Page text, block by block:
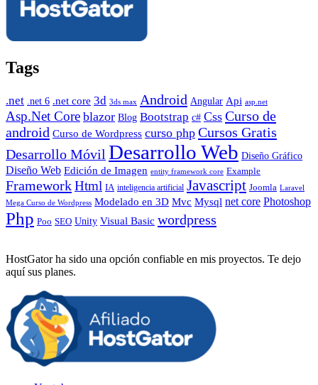
Tags
.net .net 6 .net core 3d 3ds max Android Angular Api asp.net
Asp.Net Core blazor Blog Bootstrap c# Css Curso de
android Curso de Wordpress curso php Cursos Gratis
Desarrollo Móvil Desarrollo Web Diseño Gráfico
Diseño Web Edición de Imagen entity framework core Example
FrameworkHtml IA inteligencia artificial Javascript Joomla Laravel
Mega Curso de Wordpress Modelado en 3D Mvc Mysql net core Photoshop
Php Poo SEO Unity Visual Basic wordpress
HostGator ha sido una opción confiable en mis proyectos. Te dejo
aquí sus planes.